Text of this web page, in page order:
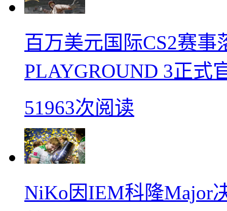
百万美元国际CS2赛事
PLAYGROUND 3正式
51963次阅读
NiKo因IEM科隆Major